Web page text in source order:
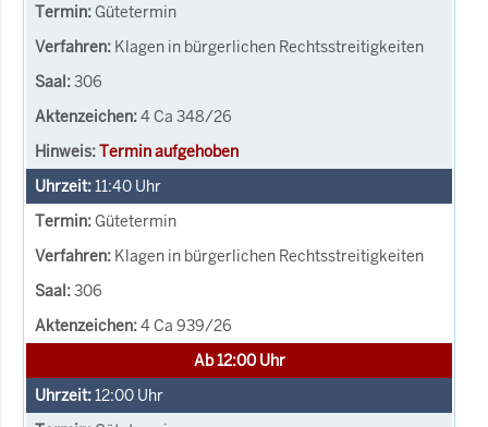
Gütetermin
Klagen in bürgerlichen Rechtsstreitigkeiten
306
4 Ca 348/26
Termin aufgehoben
11:40 Uhr
Gütetermin
Klagen in bürgerlichen Rechtsstreitigkeiten
306
4 Ca 939/26
Ab 12:00 Uhr
12:00 Uhr